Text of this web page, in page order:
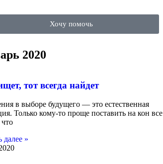
Хочу помочь
2020
тот всегда найдет
в выборе будущего — это естественная
Только кому-то проще поставить на кон все
что
далее »